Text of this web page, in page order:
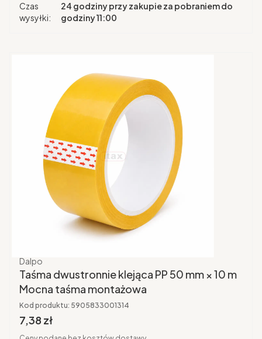
Czas
wysyłki:
24 godziny przy zakupie za pobraniem do
godziny 11:00
Producent
Dalpo
Taśma dwustronnie klejąca PP 50 mm × 10 m
Mocna taśma montażowa
Kod produktu: 5905833001314
Cena brutto
7,38 zł